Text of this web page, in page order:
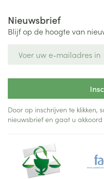
Nieuwsbrief
Blijf op de hoogte van
Door op inschrijven te klikken,
nieuwsbrief en gaat u